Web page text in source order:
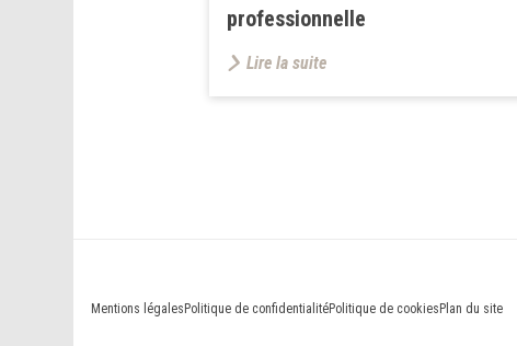
professionnelle
Lire la suite
Mentions légales Politique de confidentialitéPolitique de cookies Plan du site